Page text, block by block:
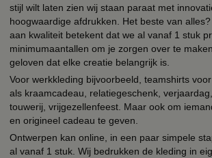
stijl wilt laten zien wij staan paraat met
hoogwaardige afdrukken. Het beste van
aan kwaliteit betekent dat we al vanaf 1 stuk
minimumaantallen om je zorgen over te
geloven dat elke creatie belangrijk is.
Voor werkkleding bijvoorbeeld, teamshirts
als kraamcadeau, relatiegeschenk,
touwerij, vrijgezellenfeest. Maar ook om
en origineel cadeau te geven.
Ontwerpen kan online, in een paar simpele
al vanaf 1 stuk. Wij bedrukken de kleding in